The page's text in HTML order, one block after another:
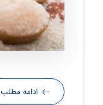
ادامه مطلب